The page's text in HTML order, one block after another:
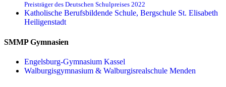
Preisträger des Deutschen Schulpreises 2022
Katholische Berufsbildende Schule, Bergschule St. Elisabeth
Heiligenstadt
SMMP Gymnasien
Engelsburg-Gymnasium Kassel
Walburgisgymnasium & Walburgisrealschule Menden